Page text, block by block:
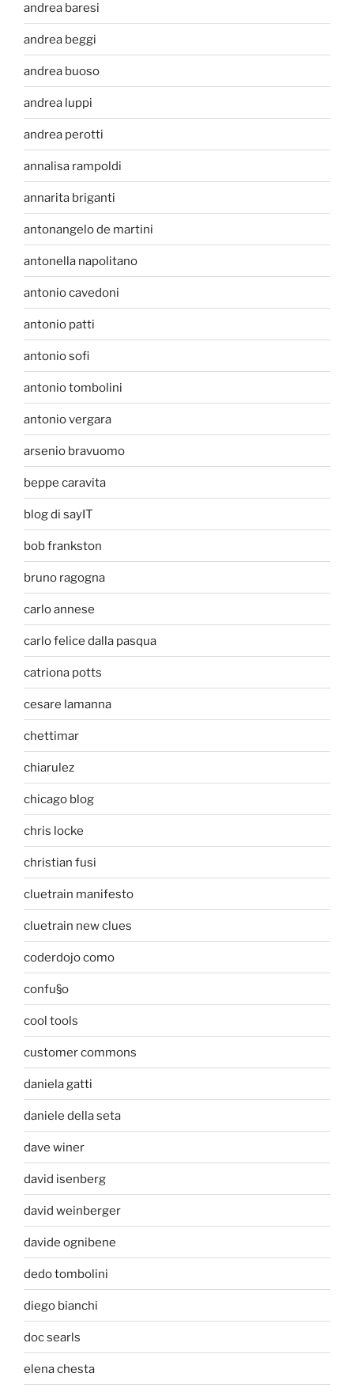
andrea baresi
andrea beggi
andrea buoso
andrea luppi
andrea perotti
annalisa rampoldi
annarita briganti
antonangelo de martini
antonella napolitano
antonio cavedoni
antonio patti
antonio sofi
antonio tombolini
antonio vergara
arsenio bravuomo
beppe caravita
blog di sayIT
bob frankston
bruno ragogna
carlo annese
carlo felice dalla pasqua
catriona potts
cesare lamanna
chettimar
chiarulez
chicago blog
chris locke
christian fusi
cluetrain manifesto
cluetrain new clues
coderdojo como
confu§o
cool tools
customer commons
daniela gatti
daniele della seta
dave winer
david isenberg
david weinberger
davide ognibene
dedo tombolini
diego bianchi
doc searls
elena chesta